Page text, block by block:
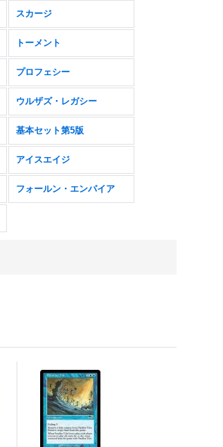
スカージ
トーメント
プロフェシー
ウルザズ・レガシー
基本セット第5版
アイスエイジ
フォールン・エンパイア